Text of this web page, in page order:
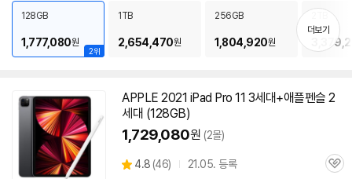
기
2위
128GB
1,777,080원
1TB
2,654,470원
256GB
1,804,920원
더보기
APPLE 2021 iPad Pro 11 3세대+애플펜슬 2
세대 (128GB)
1,729,080원 (2몰)
별
4.8 (상
46) 21.05. 등록
관